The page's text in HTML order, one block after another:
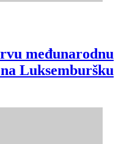
međunarodnu
Luksemburšku